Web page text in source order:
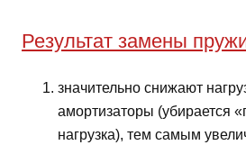
Результат замены
значительно снижают
амортизаторы (убирается
нагрузка), тем самым